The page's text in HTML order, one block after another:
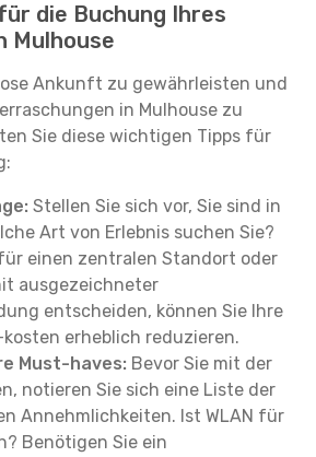
die Buchung Ihres
Mulhouse
Ankunft zu gewährleisten und
in Mulhouse zu
Sie diese wichtigen Tipps für
Stellen Sie sich vor, Sie sind in
Art von Erlebnis suchen Sie?
einen zentralen Standort oder
ausgezeichneter
entscheiden, können Sie Ihre
erheblich reduzieren.
Must-haves: Bevor Sie mit der
notieren Sie sich eine Liste der
Annehmlichkeiten. Ist WLAN für
Benötigen Sie ein